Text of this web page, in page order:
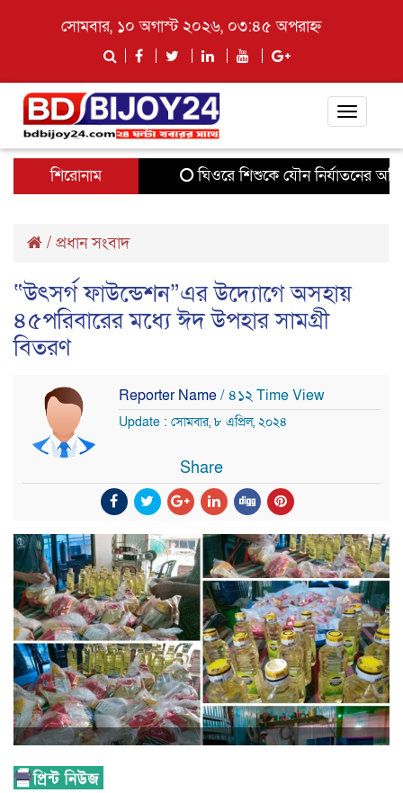
সোমবার, ১০ অগাস্ট ২০২৬, ০৩:৪৫ অপরাহ্ন
Toggle
শিরোনাম
ঘিওরে শিশুকে যৌন নির্যাতনের
/ প্রধান সংবাদ
“উৎসর্গ ফাউন্ডেশন”এর উদ্যোগে অসহায়
৪৫পরিবারের মধ্যে ঈদ উপহার সামগ্রী
বিতরণ
Reporter Name/ ৪১২ Time View
Update : সোমবার, ৮ এপ্রিল, ২০২৪
Share